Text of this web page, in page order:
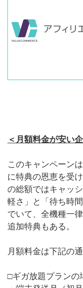
＜月額料金が安い
このキャンペーン
に特典の恩恵を受
の総額ではキャッ
軽さ」と「待ち時
でいて、全機種一
追加特典もある。
月額料金は下記の通
□ギガ放題プランの